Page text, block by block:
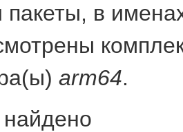
пакеты, в
arm64.